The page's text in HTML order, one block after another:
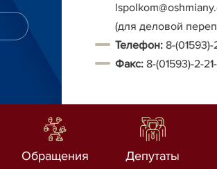
(для деловой
Телефон: 8-(01593)-
Факс: 8-(01593)-2-
Обращения Депутаты